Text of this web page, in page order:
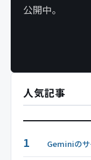
公開中。
人気記事
1 Geminiのサ